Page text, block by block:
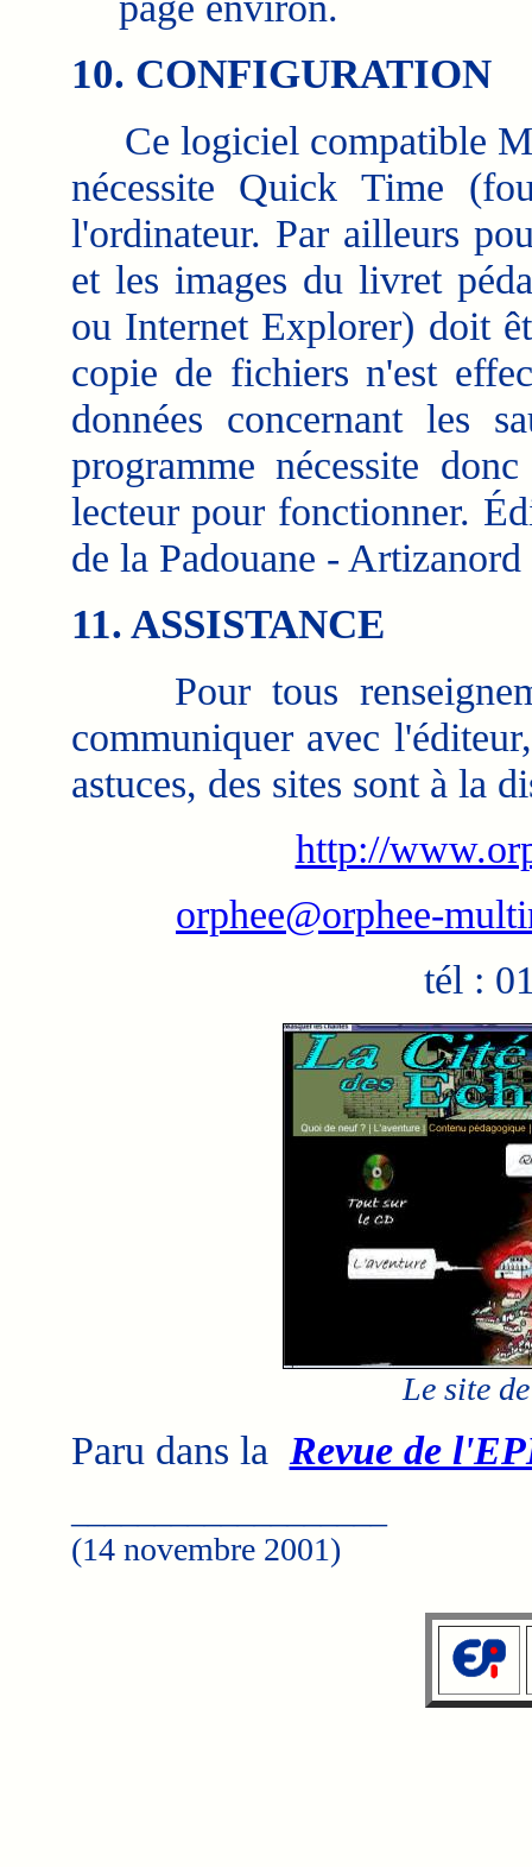
10. CONFIGURATION
Ce logiciel compatible
nécessite Quick Time
l'ordinateur. Par ailleurs
et les images du livret
ou Internet Explorer) doit
copie de fichiers n'est
données concernant les
programme nécessite
lecteur pour fonctionner.
de la Padouane -
11. ASSISTANCE
Pour tous
communiquer avec
astuces, des sites sont à la
http://
orphee@orphee-
tél :
Le site
Paru dans la Revue de
(14 novembre 2001)